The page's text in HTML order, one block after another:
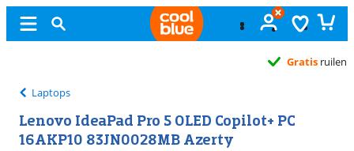
Laptops
Lenovo IdeaPad Pro 5 OLED Copilot+ PC
16AKP10 83JN0028MB Azerty